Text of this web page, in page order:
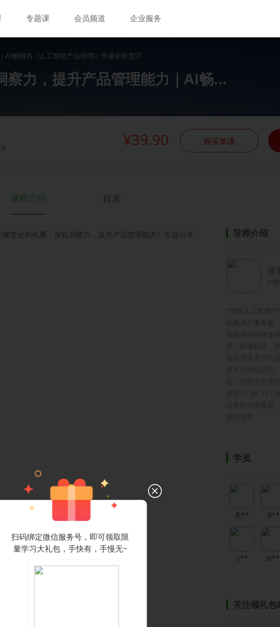
专题课 会员频道 企业服务
AI畅销书《人工智能产品经理》作者@张竞宇
力，提升产品管理能力｜AI畅...
分 ¥39.90 购买单课
课程介绍 目录
变化和机遇：深化洞察力，提升产品管理能力》主题分享 导师介绍
张
学员
无** B**
s** b**
关注领礼
扫码绑定微信服务号，即可领取限
量学习大礼包，手快有，手慢无~